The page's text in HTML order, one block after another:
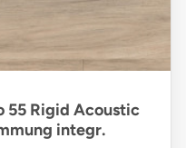
55 Rigid Acoustic
integr.